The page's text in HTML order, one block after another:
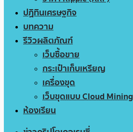
ปฏิทินเศรษฐกิจ
บทความ
รีวิวผลิตภัณฑ์
เว็บซื้อขาย
กระเป๋าเก็บเหรียญ
เครื่องขุด
เว็บขุดแบบ Cloud Mining
ห้องเรียน